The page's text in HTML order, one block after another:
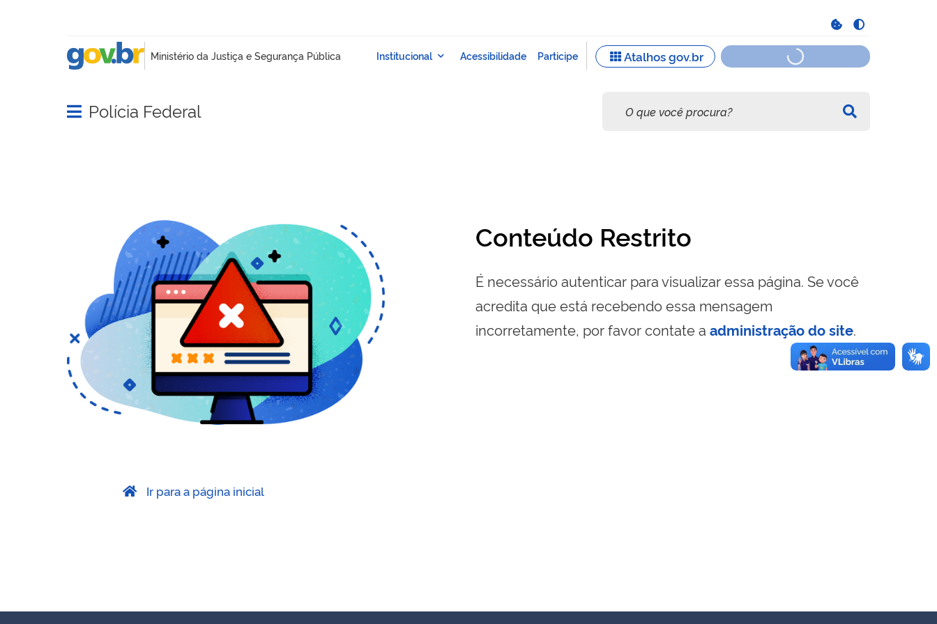
Abrir menu principal de navegação
Polícia Federal
Conteúdo Restrito
É necessário autenticar para visualizar essa página. Se você
acredita que está recebendo essa mensagem
incorretamente, por favor contate a administração do site.
Ir para a página inicial